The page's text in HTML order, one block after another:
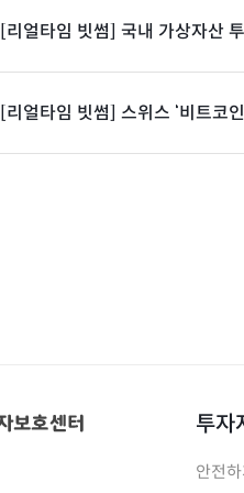
[리얼타임 빗썸] 국내 가상자산
[리얼타임 빗썸] 스위스 ‘비트코
투자
안전